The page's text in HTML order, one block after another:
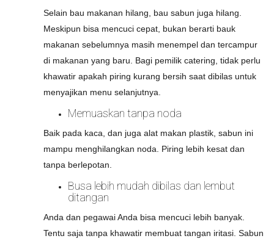
Selain bau makanan hilang, bau sabun juga hilang.
Meskipun bisa mencuci cepat, bukan berarti bauk
makanan sebelumnya masih menempel dan tercampur
di makanan yang baru. Bagi pemilik catering, tidak perlu
khawatir apakah piring kurang bersih saat dibilas untuk
menyajikan menu selanjutnya.
Memuaskan tanpa noda
Baik pada kaca, dan juga alat makan plastik, sabun ini
mampu menghilangkan noda. Piring lebih kesat dan
tanpa berlepotan.
Busa lebih mudah dibilas dan lembut
ditangan
Anda dan pegawai Anda bisa mencuci lebih banyak.
Tentu saja tanpa khawatir membuat tangan iritasi. Sabun